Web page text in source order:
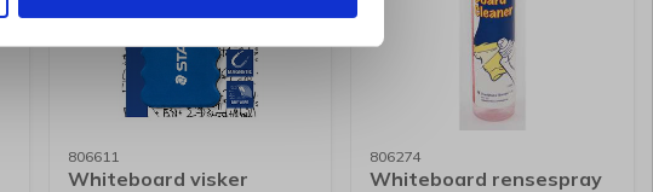
806611
Whiteboard visker
806274
Whiteboard rensespray